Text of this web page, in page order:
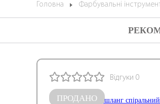
Головна Фарбувальні
Відгуки 0
ПРОДАНО